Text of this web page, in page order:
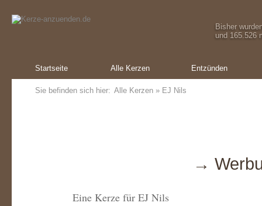
Bisher
und 165.526
Startseite Alle Kerzen Entzünden
Sie befinden sich hier: Alle Kerzen » EJ Nils
→
Eine Kerze für EJ Nils